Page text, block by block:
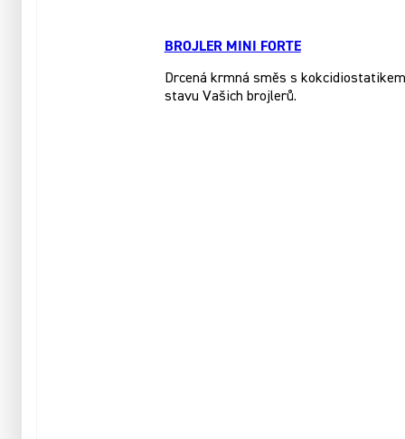
BROJLER MINI FORTE
Drcená krmná směs s
stavu Vašich brojlerů.